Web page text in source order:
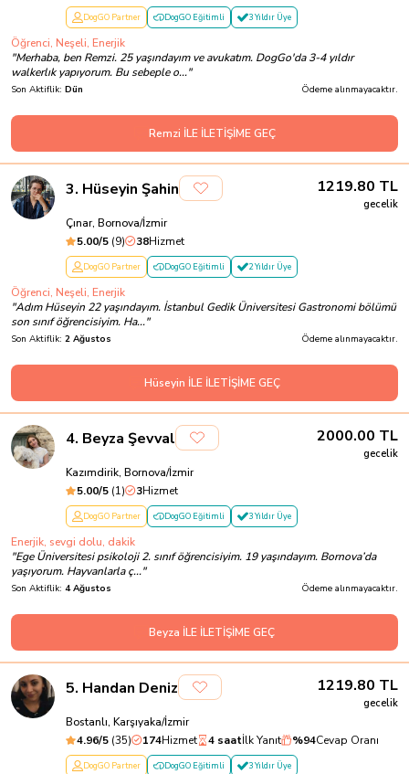
DogGO Partner DogGO Eğitimli 3 Yıldır Üye
Öğrenci, Neşeli, Enerjik
"Merhaba, ben Remzi. 25 yaşındayım ve avukatım. DogGo'da 3-4 yıldır
walkerlık yapıyorum. Bu sebeple o..."
Son Aktiflik: Dün Ödeme alınmayacaktır.
Remzi İLE İLETİŞİME GEÇ
3. Hüseyin Şahin 1219.80 TL
gecelik
Çınar, Bornova/İzmir
5.00/5 (9) 38Hizmet
DogGO Partner DogGO Eğitimli 2 Yıldır Üye
Öğrenci, Neşeli, Enerjik
"Adım Hüseyin 22 yaşındayım. İstanbul Gedik Üniversitesi Gastronomi bölümü
son sınıf öğrencisiyim. Ha..."
Son Aktiflik: 2 Ağustos Ödeme alınmayacaktır.
Hüseyin İLE İLETİŞİME GEÇ
4. Beyza Şevval 2000.00 TL
gecelik
Kazımdirik, Bornova/İzmir
5.00/5 (1) 3Hizmet
DogGO Partner DogGO Eğitimli 3 Yıldır Üye
Enerjik, sevgi dolu, dakik
"Ege Üniversitesi psikoloji 2. sınıf öğrencisiyim. 19 yaşındayım. Bornova’da
yaşıyorum. Hayvanlarla ç..."
Son Aktiflik: 4 Ağustos Ödeme alınmayacaktır.
Beyza İLE İLETİŞİME GEÇ
5. Handan Deniz 1219.80 TL
gecelik
Bostanlı, Karşıyaka/İzmir
4.96/5 (35) 174Hizmet 4 saatİlk Yanıt %94Cevap Oranı
DogGO Partner DogGO Eğitimli 3 Yıldır Üye